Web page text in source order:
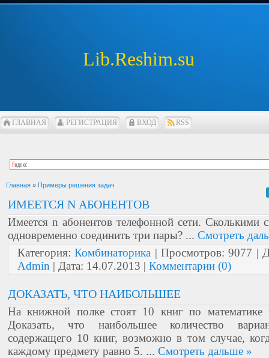
Lib.Reshim.su
ГЛАВНАЯ РЕГИСТРАЦИЯ ВХОД RSS
Главная » Примеры решения задач
ИМЕЕТСЯ N АБОНЕНТОВ
Имеется n абонентов телефонной сети. Сколькими
одновременно соединить три пары? ... Смотреть
Категория:Комбинаторика | Просмотров: 9077 |
Admin | Дата: 14.07.2013 | Комментарии (0)
ДОКАЗАТЬ, ЧТО НАИБОЛЬШЕЕ
На книжной полке стоят 10 книг по
Доказать, что наибольшее количество
содержащего 10 книг, возможно в том случае,
каждому предмету равно 5. ... Смотреть дальше »